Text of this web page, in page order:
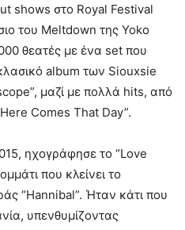
shows στο Royal Festival
του Meltdown της Yoko
θεατές με ένα set που
album των Siouxsie
μαζί με πολλά hits, από
Comes That Day”.
ηχογράφησε το “Love
που κλείνει το
“Hannibal”. Ήταν κάτι που
υπενθυμίζοντας